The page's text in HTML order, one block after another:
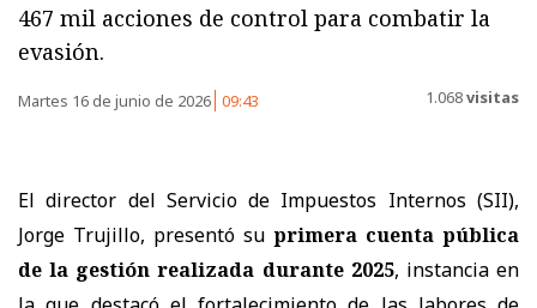
467 mil acciones de control para combatir la
evasión.
Martes 16 de junio de 2026 09:43 1.068visitas
El director del Servicio de Impuestos Internos (SII),
Jorge Trujillo, presentó su primera cuenta pública
de la gestión realizada durante 2025, instancia en